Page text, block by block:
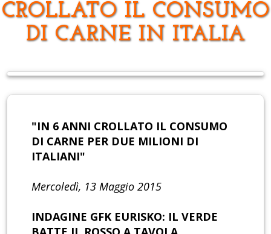
CROLLATO IL CONSUMO
DI CARNE IN ITALIA
"IN 6 ANNI CROLLATO IL CONSUMO
DI CARNE PER DUE MILIONI DI
ITALIANI"
Mercoledì, 13 Maggio 2015
INDAGINE GFK EURISKO: IL VERDE